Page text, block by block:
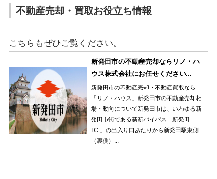
不動産売却・買取お役立ち情報
こちらもぜひご覧ください。
新発田市の不動産売却ならリノ・ハ
ウス株式会社にお任せください...
新発田市の不動産売却・不動産買取なら
「リノ・ハウス」新発田市の不動産売却相
場・動向について新発田市は、いわゆる新
発田市街である新新バイパス「新発田
I.C.」の出入り口あたりから新発田駅東側
（裏側）...